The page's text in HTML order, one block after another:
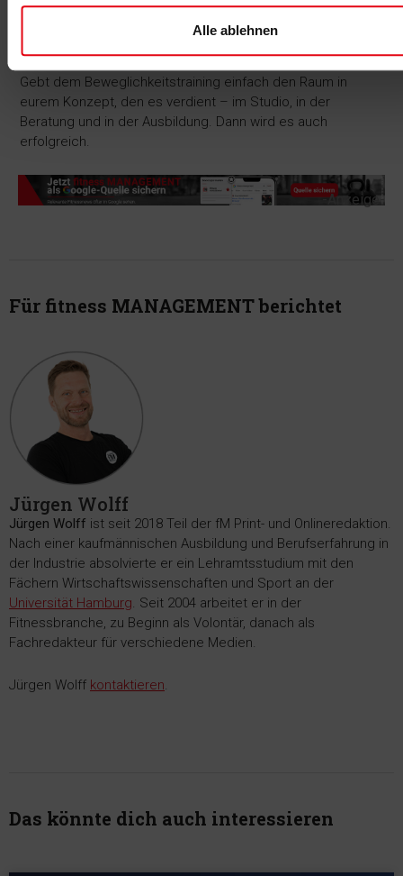
Alle ablehnen
Geräte, Kurse und das Konzept brauchen Menschen, die
dieses tolle Angebot kompetent und empathisch
Gebt dem Beweglichkeitstraining einfach den Raum in
eurem Konzept, den es verdient – im Studio, in der
Beratung und in der Ausbildung. Dann wird es auch
erfolgreich.
-Anzeige-
Für fitness MANAGEMENT berichtet
Jürgen Wolff
Jürgen Wolff ist seit 2018 Teil der fM Print- und Onlineredaktion.
Nach einer kaufmännischen Ausbildung und Berufserfahrung in
der Industrie absolvierte er ein Lehramtsstudium mit den
Fächern Wirtschaftswissenschaften und Sport an der
Universität Hamburg. Seit 2004 arbeitet er in der
Fitnessbranche, zu Beginn als Volontär, danach als
Fachredakteur für verschiedene Medien.
Jürgen Wolff kontaktieren.
Das könnte dich auch interessieren